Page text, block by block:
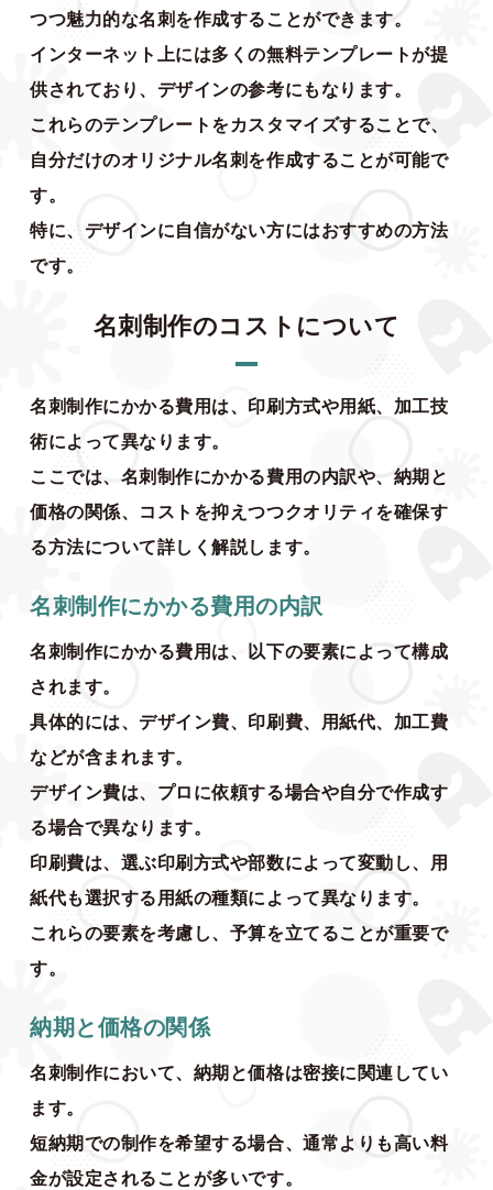
つつ魅力的な名刺を作成することができます。
インターネット上には多くの無料テンプレートが提
供されており、デザインの参考にもなります。
これらのテンプレートをカスタマイズすることで、
自分だけのオリジナル名刺を作成することが可能で
す。
特に、デザインに自信がない方にはおすすめの方法
です。
名刺制作のコストについて
名刺制作にかかる費用は、印刷方式や用紙、加工技
術によって異なります。
ここでは、名刺制作にかかる費用の内訳や、納期と
価格の関係、コストを抑えつつクオリティを確保す
る方法について詳しく解説します。
名刺制作にかかる費用の内訳
名刺制作にかかる費用は、以下の要素によって構成
されます。
具体的には、デザイン費、印刷費、用紙代、加工費
などが含まれます。
デザイン費は、プロに依頼する場合や自分で作成す
る場合で異なります。
印刷費は、選ぶ印刷方式や部数によって変動し、用
紙代も選択する用紙の種類によって異なります。
これらの要素を考慮し、予算を立てることが重要で
す。
納期と価格の関係
名刺制作において、納期と価格は密接に関連してい
ます。
短納期での制作を希望する場合、通常よりも高い料
金が設定されることが多いです。